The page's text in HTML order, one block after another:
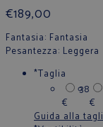
€189,00
Fantasia: Fantasia
Pesantezza: Leggera
*Taglia
38
€
€
Guida alla